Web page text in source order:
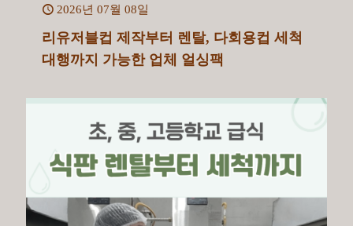
2026년 07월 08일
리유저블컵 제작부터 렌탈, 다회용컵 세척
대행까지 가능한 업체 얼싱팩